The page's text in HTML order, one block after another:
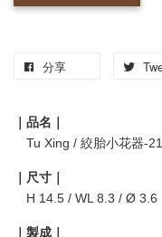
分享
｜品名｜
Tu Xing / 絞胎小花器-21
｜尺寸｜
H 14.5 / WL 8.3 / Ø 3.6
｜製成｜